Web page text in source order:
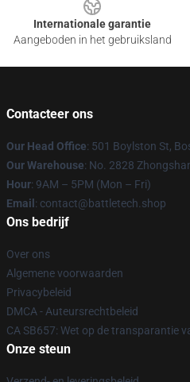
Internationale garantie
Aangeboden in het gebruiksland
Contacteer ons
Our Head Office: 501 Boylston St,
Our Warehouse: No. 2828
Hour: 9AM – 5PM (Mon – Fri)
Email : contact@battletech.shop
Ons bedrijf
Over ons
Algemene voorwaarden
Privacybeleid
DMCA - Auteursrechtbeleid
CA SB657: Wet op de transparantie
Onze steun